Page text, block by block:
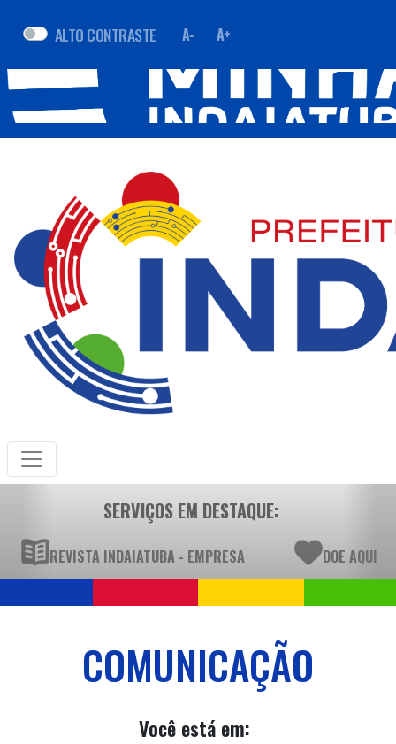
ALTO CONTRASTE A- A+
SERVIÇOS EM DESTAQUE:
REVISTA INDAIATUBA - EMPRESA DOE AQUI
COMUNICAÇÃO
Você está em: